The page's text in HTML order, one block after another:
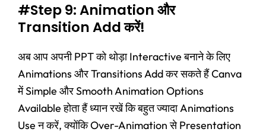
#Step 9: Animation और
Transition Add करें!
अब आप अपनी PPT को थोड़ा Interactive बनाने के लिए
Animations और Transitions Add कर सकते हैं Canva
में Simple और Smooth Animation Options
Available होता हैं ध्यान रखें कि बहुत ज्यादा Animations
Use न करें, क्योंकि Over-Animation से Presentation